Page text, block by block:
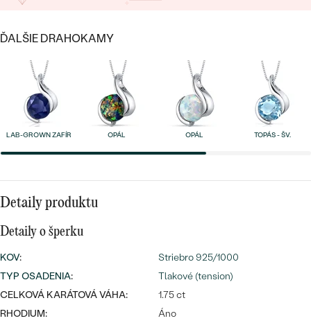
Najpredávanejšie
svadobné
obrúčky
DRAHOKAM
PODĽA MATERIÁLU
ZLATO
PLATINA
S LAB GROWN DIAMANTMI
S PERLAMI
PODĽA ŠTÝLU
SYMBOLICKÉ
MINIMALISTICKÉ
PODĽA FARBY
LUXUSNÉ
LUXUSNÉ
ĎALŠIE DRAHOKAMY
LAB-GROWN ZAFÍR OPÁL OPÁL TOPÁS - ŠV.
Detaily produktu
Detaily o šperku
KOV:
Striebro 925/1000
TYP OSADENIA:
Tlakové (tension)
CELKOVÁ KARÁTOVÁ VÁHA:
1.75 ct
RHODIUM:
Áno